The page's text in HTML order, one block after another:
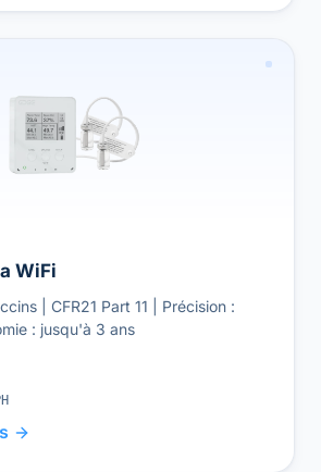
WiFi
| CFR21 Part 11 | Précision :
: jusqu'à 3 ans